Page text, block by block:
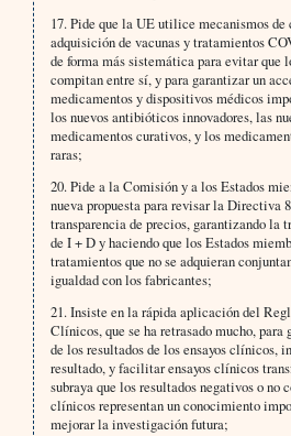
17. Pide que la UE utilice mecanismos de
adquisición de vacunas y tratamientos
de forma más sistemática para evitar que
compitan entre sí, y para garantizar un
medicamentos y dispositivos médicos
los nuevos antibióticos innovadores, las
medicamentos curativos, y los
raras;
20. Pide a la Comisión y a los Estados
nueva propuesta para revisar la Directiva
transparencia de precios, garantizando la
de I + D y haciendo que los Estados
tratamientos que no se adquieran
igualdad con los fabricantes;
21. Insiste en la rápida aplicación del
Clínicos, que se ha retrasado mucho,
de los resultados de los ensayos clínicos,
resultado, y facilitar ensayos clínicos
subraya que los resultados negativos o no
clínicos representan un conocimiento
mejorar la investigación futura;